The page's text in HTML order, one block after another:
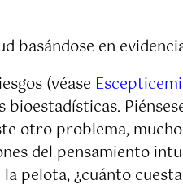
basándose en
(véase
otro problema,
del pensamiento
pelota, ¿cuánto